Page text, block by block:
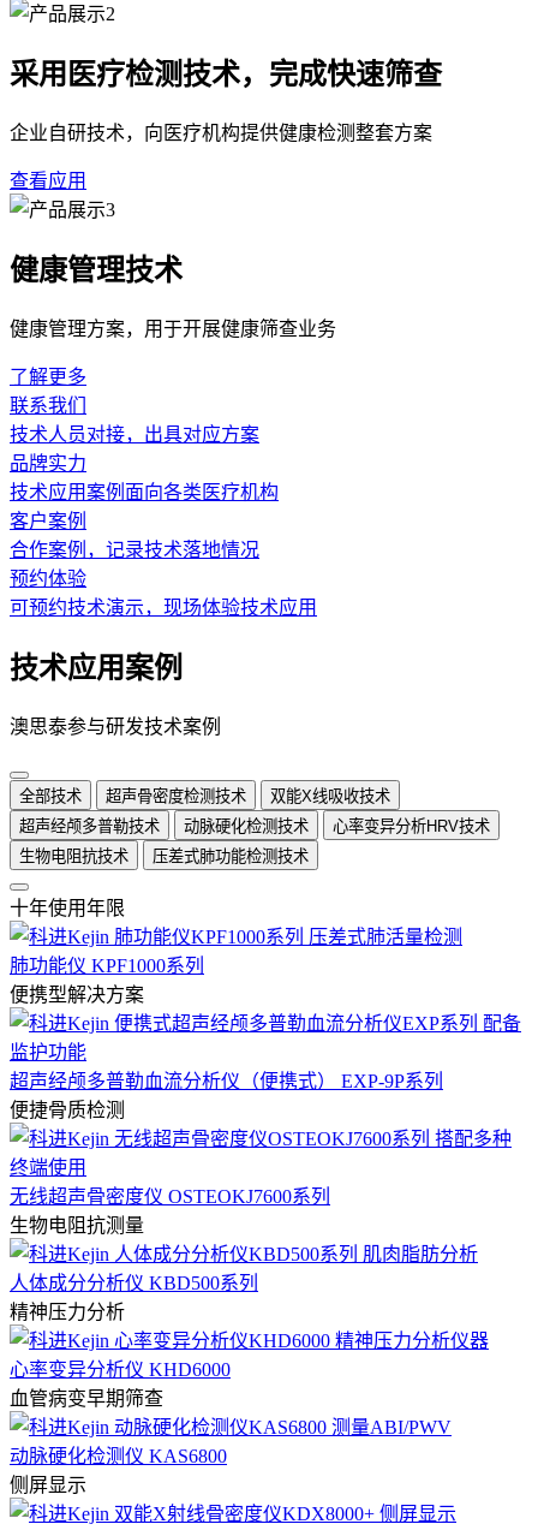
采用医疗检测技术，完成快速筛查
企业自研技术，向医疗机构提供健康检测整套方案
查看应用
健康管理技术
健康管理方案，用于开展健康筛查业务
了解更多
联系我们
技术人员对接，出具对应方案
品牌实力
技术应用案例面向各类医疗机构
客户案例
合作案例，记录技术落地情况
预约体验
可预约技术演示，现场体验技术应用
技术应用案例
澳思泰参与研发技术案例
全部技术 超声骨密度检测技术
双能X线吸收技术
超声经颅多普勒技术
动脉硬化检测技术
心率变异分析HRV技术
生物电阻抗技术
压差式肺功能检测技术
十年使用年限
肺功能仪 KPF1000系列
便携型解决方案
超声经颅多普勒血流分析仪（便携式） EXP-9P系列
便捷骨质检测
无线超声骨密度仪 OSTEOKJ7600系列
生物电阻抗测量
人体成分分析仪 KBD500系列
精神压力分析
心率变异分析仪 KHD6000
血管病变早期筛查
动脉硬化检测仪 KAS6800
侧屏显示